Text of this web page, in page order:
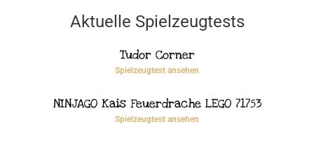
Aktuelle Spielzeugtests
Tudor Corner
Spielzeugtest ansehen
NINJAGO Kais Feuerdrache LEGO 71753
Spielzeugtest ansehen